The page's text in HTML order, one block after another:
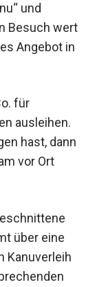
und
Besuch wert
Angebot in
für
ausleihen.
hast, dann
vor Ort
über eine
Kanuverleih